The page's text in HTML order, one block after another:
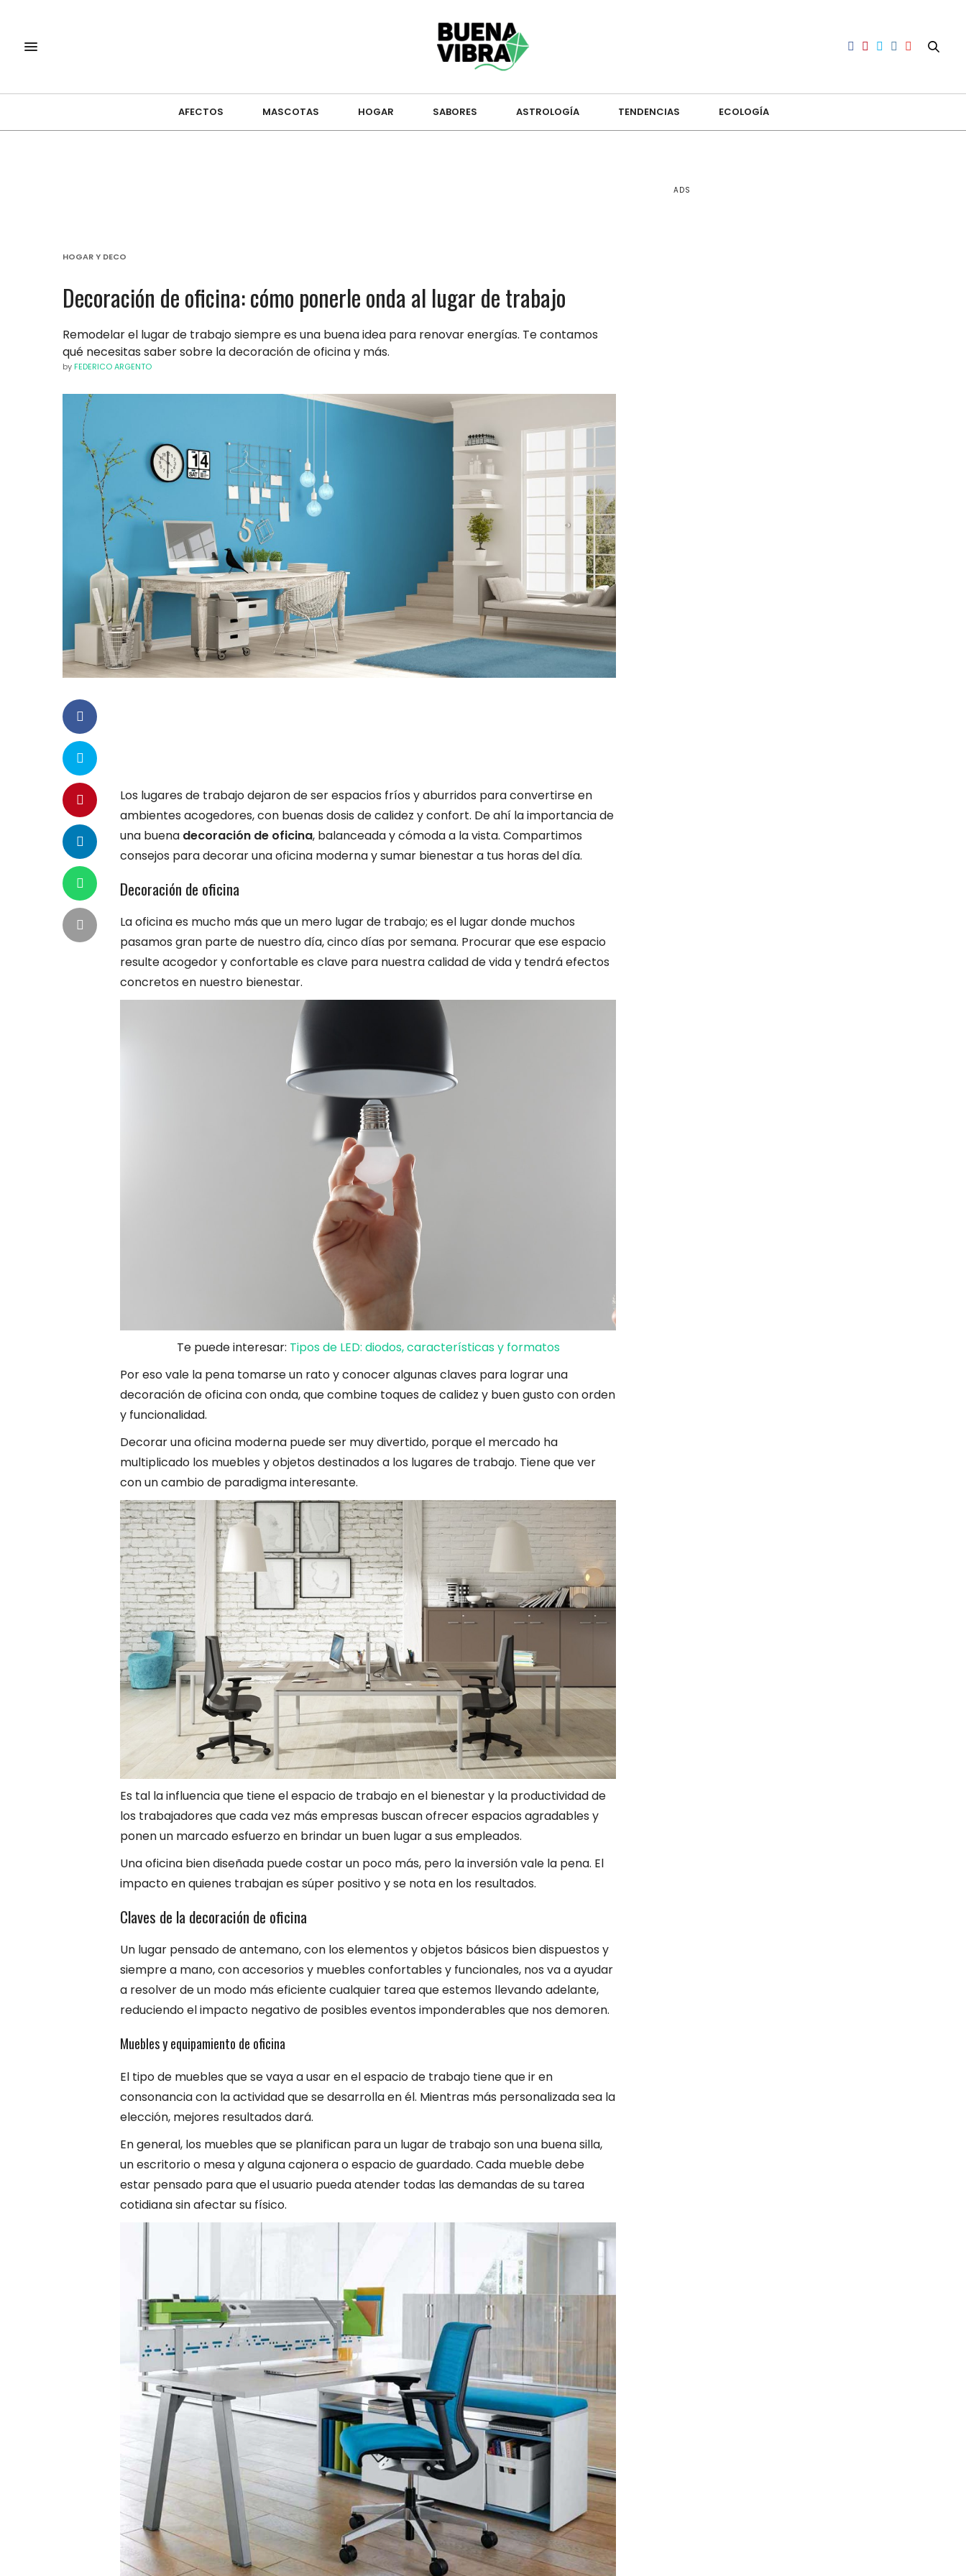
AFECTOS MASCOTAS HOGAR SABORES ASTROLOGÍA TENDENCIAS ECOLOGÍA
HOGAR Y DECO
Decoración de oficina: cómo ponerle onda al lugar de trabajo
Remodelar el lugar de trabajo siempre es una buena idea para renovar energías. Te contamos
qué necesitas saber sobre la decoración de oficina y más.
by FEDERICO ARGENTO
Los lugares de trabajo dejaron de ser espacios fríos y aburridos para convertirse en
ambientes acogedores, con buenas dosis de calidez y confort. De ahí la importancia de
una buena decoración de oficina, balanceada y cómoda a la vista. Compartimos
consejos para decorar una oficina moderna y sumar bienestar a tus horas del día.
Decoración de oficina
La oficina es mucho más que un mero lugar de trabajo; es el lugar donde muchos
pasamos gran parte de nuestro día, cinco días por semana. Procurar que ese espacio
resulte acogedor y confortable es clave para nuestra calidad de vida y tendrá efectos
concretos en nuestro bienestar.
Te puede interesar: Tipos de LED: diodos, características y formatos
Por eso vale la pena tomarse un rato y conocer algunas claves para lograr una
decoración de oficina con onda, que combine toques de calidez y buen gusto con orden
y funcionalidad.
Decorar una oficina moderna puede ser muy divertido, porque el mercado ha
multiplicado los muebles y objetos destinados a los lugares de trabajo. Tiene que ver
con un cambio de paradigma interesante.
Es tal la influencia que tiene el espacio de trabajo en el bienestar y la productividad de
los trabajadores que cada vez más empresas buscan ofrecer espacios agradables y
ponen un marcado esfuerzo en brindar un buen lugar a sus empleados.
Una oficina bien diseñada puede costar un poco más, pero la inversión vale la pena. El
impacto en quienes trabajan es súper positivo y se nota en los resultados.
Claves de la decoración de oficina
Un lugar pensado de antemano, con los elementos y objetos básicos bien dispuestos y
siempre a mano, con accesorios y muebles confortables y funcionales, nos va a ayudar
a resolver de un modo más eficiente cualquier tarea que estemos llevando adelante,
reduciendo el impacto negativo de posibles eventos imponderables que nos demoren.
Muebles y equipamiento de oficina
El tipo de muebles que se vaya a usar en el espacio de trabajo tiene que ir en
consonancia con la actividad que se desarrolla en él. Mientras más personalizada sea la
elección, mejores resultados dará.
En general, los muebles que se planifican para un lugar de trabajo son una buena silla,
un escritorio o mesa y alguna cajonera o espacio de guardado. Cada mueble debe
estar pensado para que el usuario pueda atender todas las demandas de su tarea
cotidiana sin afectar su físico.
ADS